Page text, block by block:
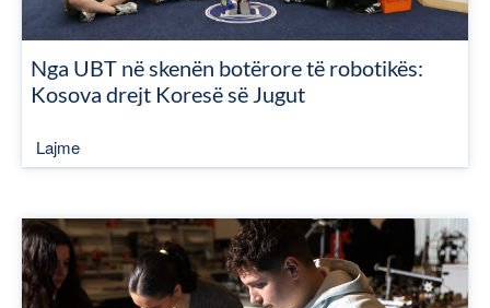
Nga UBT në skenën botërore të robotikës:
Kosova drejt Koresë së Jugut
Lajme